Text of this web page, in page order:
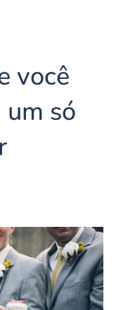
você
um só